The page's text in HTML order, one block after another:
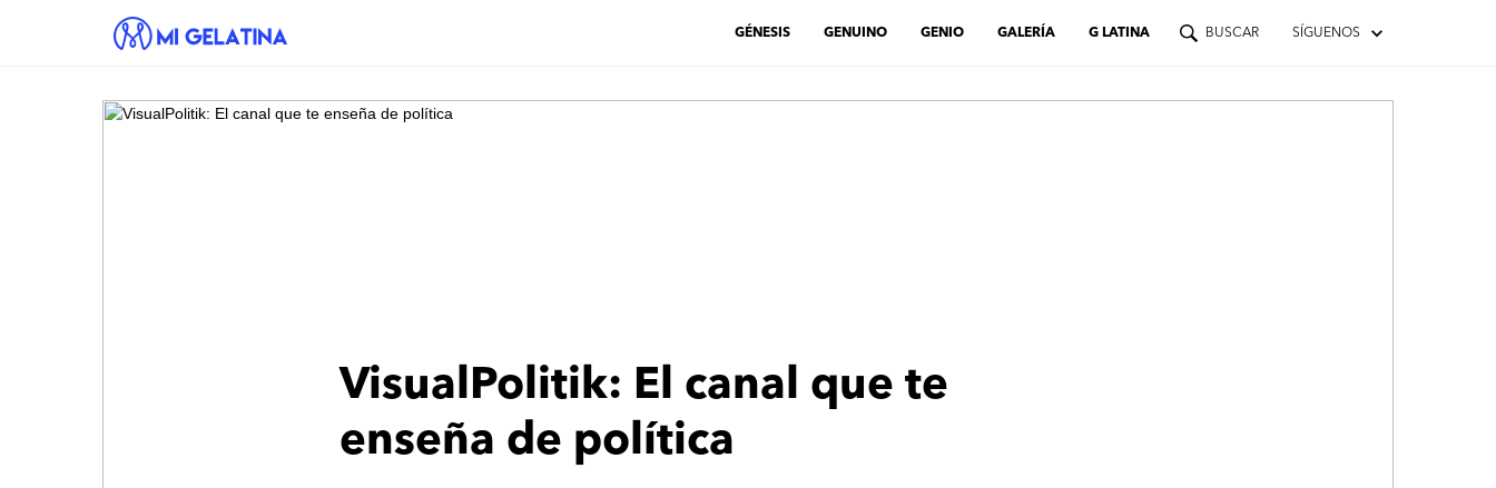
GÉNESIS GENUINO GENIO GALERÍA G LATINA BUSCAR SÍGUENOS
VisualPolitik: El canal que te
enseña de política